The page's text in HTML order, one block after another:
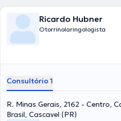
Ricardo Hubner
Otorrinolaringologista
Consultório 1
R. Minas Gerais, 2162 - Centro,
Brasil, Cascavel (PR)